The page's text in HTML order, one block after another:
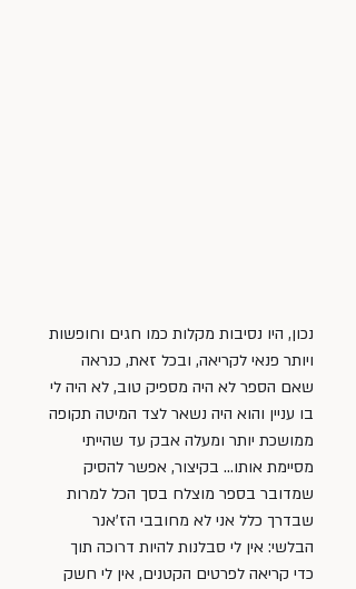
נכון, היו נסיבות מקלות כמו חגים וחופשות
ויותר פנאי לקריאה, ובכל זאת, כנראה
שאם הספר לא היה מספיק טוב, לא היה לי
בו עניין והוא היה נשאר לצד המיטה תקופה
ממושכת יותר ומעלה אבק עד שהייתי
מסיימת אותו… בקיצור, אפשר להסיק
שמדובר בספר מוצלח בסך הכל למרות
שבדרך כלל אני לא מחובבי הז’אנר
הבלשי: אין לי סבלנות להיות דרוכה תוך
כדי קריאה לפרטים הקטנים, אין לי חשק